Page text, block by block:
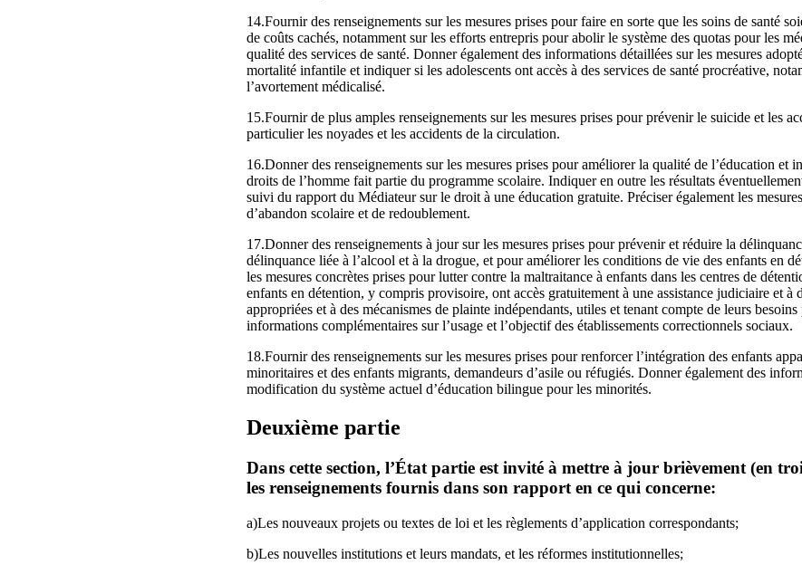
14.Fournir des renseignements sur les mesures prises pour faire en sorte que les soins de santé
de coûts cachés, notamment sur les efforts entrepris pour abolir le système des quotas pour les
qualité des services de santé. Donner également des informations détaillées sur les mesures
mortalité infantile et indiquer si les adolescents ont accès à des services de santé procréative,
l’avortement médicalisé.
15.Fournir de plus amples renseignements sur les mesures prises pour prévenir le suicide et les
particulier les noyades et les accidents de la circulation.
16.Donner des renseignements sur les mesures prises pour améliorer la qualité de l’éducation et
droits de l’homme fait partie du programme scolaire. Indiquer en outre les résultats
suivi du rapport du Médiateur sur le droit à une éducation gratuite. Préciser également les
d’abandon scolaire et de redoublement.
17.Donner des renseignements à jour sur les mesures prises pour prévenir et réduire la
délinquance liée à l’alcool et à la drogue, et pour améliorer les conditions de vie des enfants en
les mesures concrètes prises pour lutter contre la maltraitance à enfants dans les centres de
enfants en détention, y compris provisoire, ont accès gratuitement à une assistance judiciaire et à
appropriées et à des mécanismes de plainte indépendants, utiles et tenant compte de leurs
informations complémentaires sur l’usage et l’objectif des établissements correctionnels sociaux.
18.Fournir des renseignements sur les mesures prises pour renforcer l’intégration des enfants
minoritaires et des enfants migrants, demandeurs d’asile ou réfugiés. Donner également des
modification du système actuel d’éducation bilingue pour les minorités.
Deuxième partie
Dans cette section, l’État partie est invité à mettre à jour brièvement (en
les renseignements fournis dans son rapport en ce qui concerne:
a)Les nouveaux projets ou textes de loi et les règlements d’application correspondants;
b)Les nouvelles institutions et leurs mandats, et les réformes institutionnelles;